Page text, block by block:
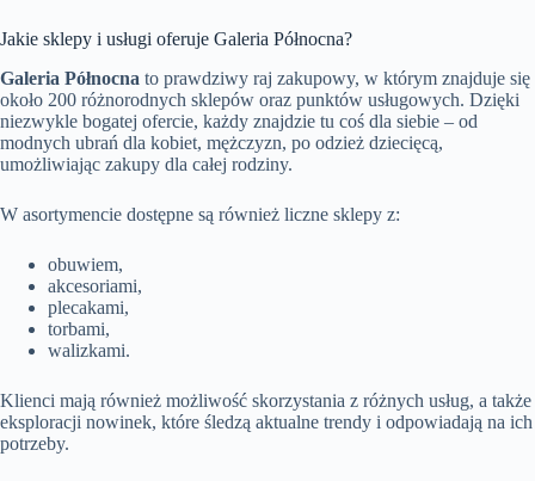
Jakie sklepy i usługi oferuje Galeria Północna?
Galeria Północna to prawdziwy raj zakupowy, w którym znajduje się
około 200 różnorodnych sklepów oraz punktów usługowych. Dzięki
niezwykle bogatej ofercie, każdy znajdzie tu coś dla siebie – od
modnych ubrań dla kobiet, mężczyzn, po odzież dziecięcą,
umożliwiając zakupy dla całej rodziny.
W asortymencie dostępne są również liczne sklepy z:
obuwiem,
akcesoriami,
plecakami,
torbami,
walizkami.
Klienci mają również możliwość skorzystania z różnych usług, a także
eksploracji nowinek, które śledzą aktualne trendy i odpowiadają na ich
potrzeby.